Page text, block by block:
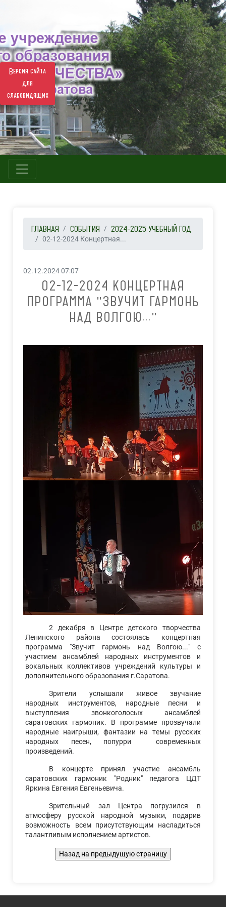
Версия сайта
для
слабовидящих
ГЛАВНАЯ СОБЫТИЯ 2024-2025 УЧЕБНЫЙ ГОД
02-12-2024 Концертная...
02.12.2024 07:07
02-12-2024 КОНЦЕРТНАЯ
ПРОГРАММА "ЗВУЧИТ ГАРМОНЬ
НАД ВОЛГОЮ..."
2 декабря в Центре детского творчества
Ленинского района состоялась концертная
программа "Звучит гармонь над Волгою..." с
участием ансамблей народных инструментов и
вокальных коллективов учреждений культуры и
дополнительного образования г.Саратова.
Зрители услышали живое звучание
народных инструментов, народные песни и
выступления звонкоголосых ансамблей
саратовских гармоник. В программе прозвучали
народные наигрыши, фантазии на темы русских
народных песен, попурри современных
произведений.
В концерте принял участие ансамбль
саратовских гармоник "Родник" педагога ЦДТ
Яркина Евгения Евгеньевича.
Зрительный зал Центра погрузился в
атмосферу русской народной музыки, подарив
возможность всем присутствующим насладиться
талантливым исполнением артистов.